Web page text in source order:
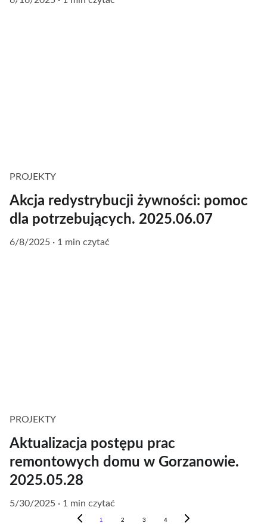
PROJEKTY
Akcja redystrybucji żywności: pomoc
dla potrzebujących. 2025.06.07
6/8/2025 1 min czytać
PROJEKTY
Aktualizacja postępu prac
remontowych domu w Gorzanowie.
2025.05.28
5/30/2025 1 min czytać
1 2 3 4